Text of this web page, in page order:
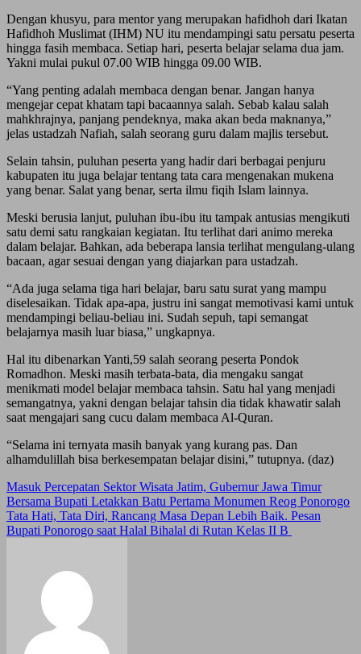
Dengan khusyu, para mentor yang merupakan hafidhoh dari Ikatan
Hafidhoh Muslimat (IHM) NU itu mendampingi satu persatu peserta
hingga fasih membaca. Setiap hari, peserta belajar selama dua jam.
Yakni mulai pukul 07.00 WIB hingga 09.00 WIB.
“Yang penting adalah membaca dengan benar. Jangan hanya
mengejar cepat khatam tapi bacaannya salah. Sebab kalau salah
mahkhrajnya, panjang pendeknya, maka akan beda maknanya,”
jelas ustadzah Nafiah, salah seorang guru dalam majlis tersebut.
Selain tahsin, puluhan peserta yang hadir dari berbagai penjuru
kabupaten itu juga belajar tentang tata cara mengenakan mukena
yang benar. Salat yang benar, serta ilmu fiqih Islam lainnya.
Meski berusia lanjut, puluhan ibu-ibu itu tampak antusias mengikuti
satu demi satu rangkaian kegiatan. Itu terlihat dari animo mereka
dalam belajar. Bahkan, ada beberapa lansia terlihat mengulang-ulang
bacaan, agar sesuai dengan yang diajarkan para ustadzah.
“Ada juga selama tiga hari belajar, baru satu surat yang mampu
diselesaikan. Tidak apa-apa, justru ini sangat memotivasi kami untuk
mendampingi beliau-beliau ini. Sudah sepuh, tapi semangat
belajarnya masih luar biasa,” ungkapnya.
Hal itu dibenarkan Yanti,59 salah seorang peserta Pondok
Romadhon. Meski masih terbata-bata, dia mengaku sangat
menikmati model belajar membaca tahsin. Satu hal yang menjadi
semangatnya, yakni dengan belajar tahsin dia tidak khawatir salah
saat mengajari sang cucu dalam membaca Al-Quran.
“Selama ini ternyata masih banyak yang kurang pas. Dan
alhamdulillah bisa berkesempatan belajar disini,” tutupnya. (daz)
Post
navigation
Masuk Percepatan Sektor Wisata Jatim, Gubernur Jawa Timur
Bersama Bupati Letakkan Batu Pertama Monumen Reog Ponorogo
Tata Hati, Tata Diri, Rancang Masa Depan Lebih Baik. Pesan
Bupati Ponorogo saat Halal Bihalal di Rutan Kelas II B